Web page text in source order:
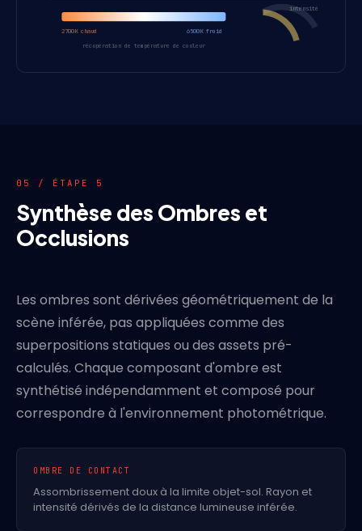
2700K chaud 6500K froid
récupération de température de couleur
intensité
05 / ÉTAPE 5
Synthèse des Ombres et
Occlusions
Les ombres sont dérivées géométriquement de la
scène inférée, pas appliquées comme des
superpositions statiques ou des assets pré-
calculés. Chaque composant d'ombre est
synthétisé indépendamment et composé pour
correspondre à l'environnement photométrique.
OMBRE DE CONTACT
Assombrissement doux à la limite objet-sol. Rayon et
intensité dérivés de la distance lumineuse inférée.